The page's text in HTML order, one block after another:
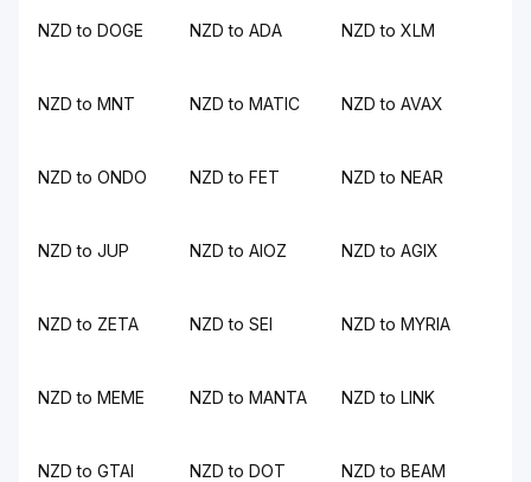
NZD to DOGE NZD to ADA NZD to XLM
NZD to MNT NZD to MATIC NZD to AVAX
NZD to ONDO NZD to FET NZD to NEAR
NZD to JUP NZD to AIOZ NZD to AGIX
NZD to ZETA NZD to SEI NZD to MYRIA
NZD to MEME NZD to MANTA NZD to LINK
NZD to GTAI NZD to DOT NZD to BEAM